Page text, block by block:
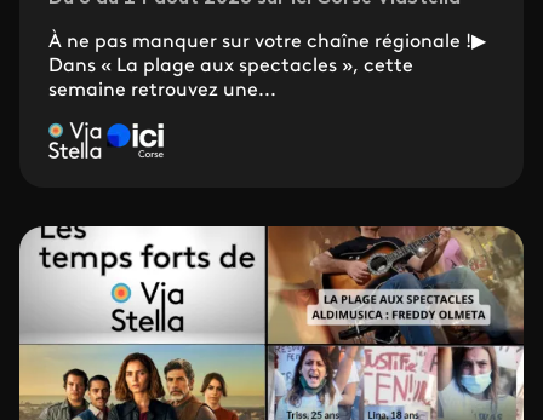
À ne pas manquer sur votre chaîne régionale !▶
Dans « La plage aux spectacles », cette
semaine retrouvez une...